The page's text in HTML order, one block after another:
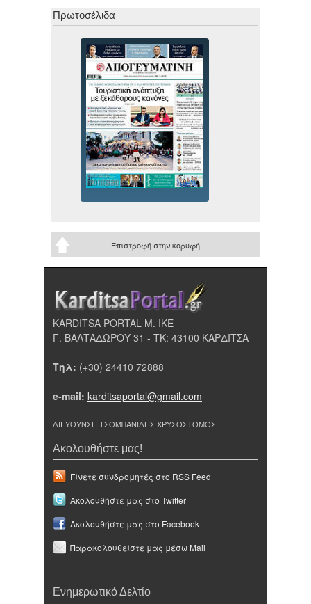
Πρωτοσέλιδα
Επιστροφή στην κορυφή
KARDITSA PORTAL Μ. ΙΚΕ
Γ. ΒΑΛΤΑΔΩΡΟΥ 31 - ΤΚ: 43100 ΚΑΡΔΙΤΣΑ
Τηλ: (+30) 24410 72888
e-mail: karditsaportal@gmail.com
ΔΙΕΥΘΥΝΣΗ ΤΣΟΜΠΑΝΙΔΗΣ ΧΡΥΣΟΣΤΟΜΟΣ
Ακολουθήστε μας!
Γίνετε συνδρομητές στο RSS Feed
Ακολουθήστε μας στο Twitter
Ακολουθήστε μας στο Facebook
Παρακολουθείστε μας μέσω Mail
Ενημερωτικό Δελτίο